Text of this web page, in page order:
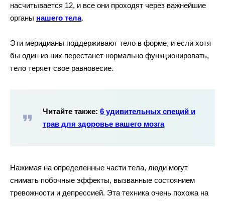
насчитывается 12, и все они проходят через важнейшие
органы нашего тела.
Эти меридианы поддерживают тело в форме, и если хотя
бы один из них перестанет нормально функционировать,
тело теряет свое равновесие.
Читайте также: 6 удивительных специй и
трав для здоровье вашего мозга
Нажимая на определенные части тела, люди могут
снимать побочные эффекты, вызванные состоянием
тревожности и депрессией. Эта техника очень похожа на